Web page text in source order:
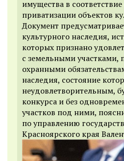
имущества в
приватизации объектов
Документ
культурного наследия,
которых признано
с земельными участками,
охранными
наследия, состояние
неудовлетворительным,
конкурса и без
участков под ними,
по управлению
Красноярского края